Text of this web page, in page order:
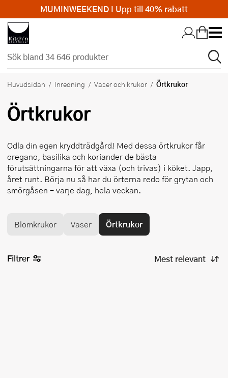
Hopp till huvudinnehållet
Huvudsidan Inredning Vaser och krukor Örtkrukor
Örtkrukor
Odla din egen kryddträdgård! Med dessa örtkrukor får
oregano, basilika och koriander de bästa
förutsättningarna för att växa (och trivas) i köket. Japp,
året runt. Börja nu så har du örterna redo för grytan och
smörgåsen – varje dag, hela veckan.
Blomkrukor Vaser Örtkrukor
Filtrer
MUMINWEEKEND I Upp till 40% rabatt